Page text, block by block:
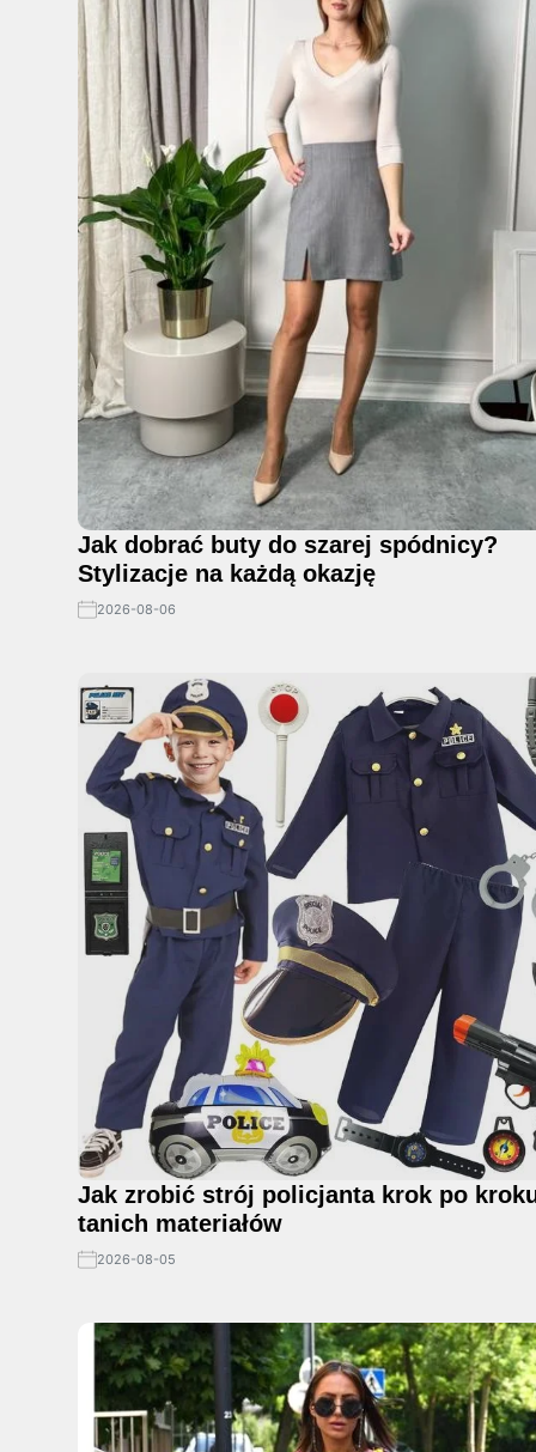
Jak dobrać buty do szarej spódnicy?
Stylizacje na każdą okazję
2026-08-06
Jak zrobić strój policjanta krok po
tanich materiałów
2026-08-05